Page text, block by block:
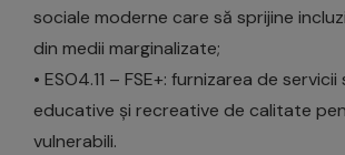
sociale moderne care să sprijine
din medii marginalizate;
• ESO4.11 – FSE+: furnizarea de servicii
educative și recreative de calitate
vulnerabili.